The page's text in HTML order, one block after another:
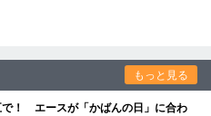
もっと見る
で！ エースが「かばんの日」に合わ